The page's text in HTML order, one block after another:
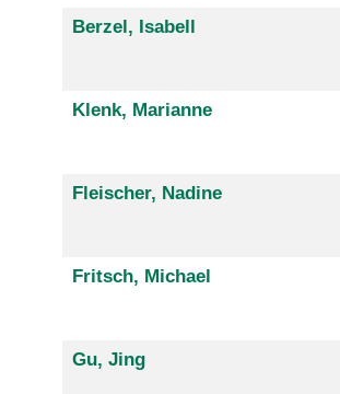
Berzel, Isabell
Klenk, Marianne
Fleischer, Nadine
Fritsch, Michael
Gu, Jing